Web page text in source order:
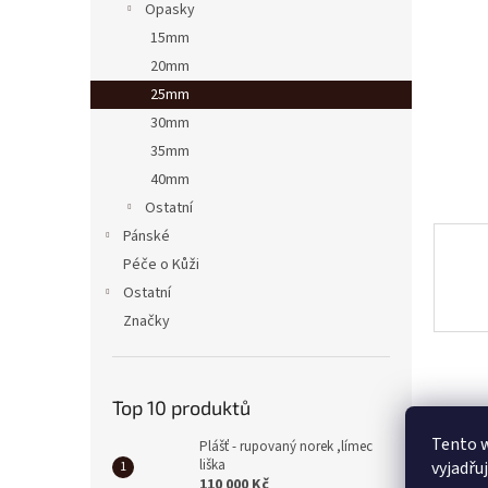
Tento
l
Opasky
15mm
20mm
25mm
30mm
35mm
40mm
Ostatní
Pánské
Péče o Kůži
Ostatní
Značky
Top 10 produktů
Plášť - rupovaný norek ,límec
liška